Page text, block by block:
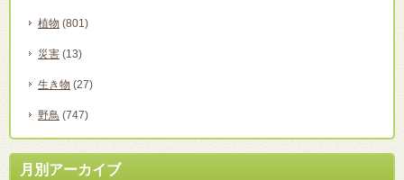
植物 (801)
災害 (13)
生き物 (27)
野鳥 (747)
月別アーカイブ